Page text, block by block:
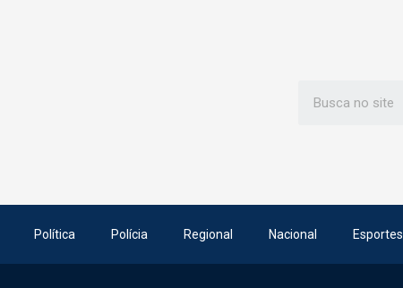
Política Polícia Regional Nacional Esportes